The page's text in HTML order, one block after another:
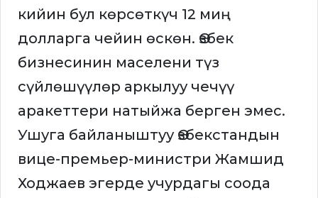
кийин бул көрсөткүч 12 миң
долларга чейин өскөн. Өзбек
бизнесинин маселени түз
сүйлөшүүлөр аркылуу чечүү
аракеттери натыйжа берген эмес.
Ушуга байланыштуу Өзбекстандын
вице-премьер-министри Жамшид
Ходжаев эгерде учурдагы соода